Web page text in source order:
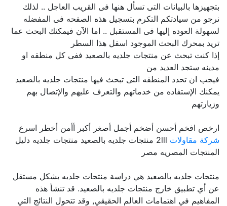
بتجهيزها بالبيانات التى تسأل هنها فى القريب العاجل .. لذلك
نرجو من سيادتكم التكرم بتسجيل هذه الصفحه فى المفضله
لسهولة العوده إليها فى المستقبل .. اما الآن فيمكنك البحث عما
تريد بمحرك البحث الموجود اسفل هذا السطر
إذا كنت تبحث عن منتجات جلديه بالصعيد ففى كل منطقه او
مدينه ستجد العديد من
فيجب ان تحدد المنطقه التى تبحث فيها منتجات جلديه بالصعيد
يمكنك الإستفاده من خدماتهم والتعرف عليهم والإتصال بهم
وزيارتهم
ارخص افخم أحسن أضخم أجمل أصغر أكبر أأمن أخطر اسرع
شركة مقاولات
2lll منتجات جلديه بالصعيد منتجات جلديه دليل
المنتجات المصريه مصر
منتجات جلديه بالصعيد هي دراسة منتجات جلديه بشكل مستقل
عن أي تطبيق خارج منتجات جلديه بالصعيد. قد تنشأ هذه
المفاهيم في اهتمامات العالم الحقيقي, وقد تتحول النتائج التي